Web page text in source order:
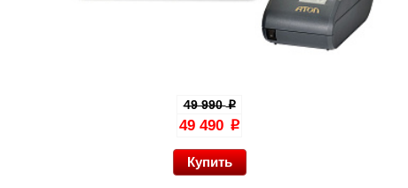
49 990p
49 490 p